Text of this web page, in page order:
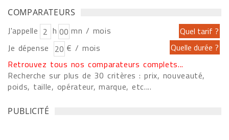
COMPARATEURS
J'appelle h
mn / mois
Je dépense
€ / mois
Retrouvez tous nos comparateurs complets...
Recherche sur plus de 30 critères : prix, nouveauté,
poids, taille, opérateur, marque, etc....
PUBLICITÉ